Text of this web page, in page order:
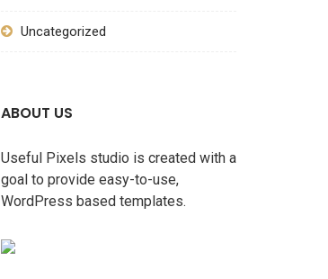
Uncategorized
ABOUT US
Useful Pixels studio is created with a
goal to provide easy-to-use,
WordPress based templates.